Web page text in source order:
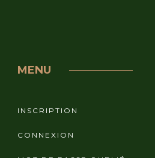
MENU
INSCRIPTION
CONNEXION